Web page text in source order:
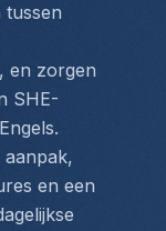
tussen
en zorgen
SHE-
en een